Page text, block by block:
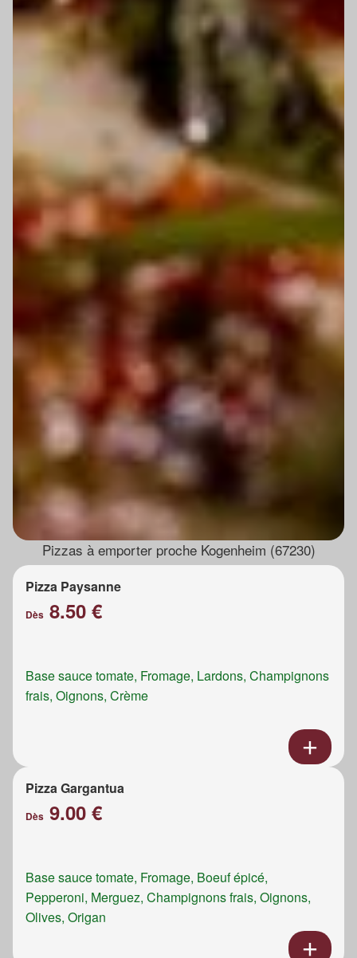
Pizzas à emporter proche Kogenheim (67230)
Pizza Paysanne
Dès 8.50 €
Base sauce tomate, Fromage, Lardons, Champignons
frais, Oignons, Crème
Pizza Gargantua
Dès 9.00 €
Base sauce tomate, Fromage, Boeuf épicé,
Pepperoni, Merguez, Champignons frais, Oignons,
Olives, Origan